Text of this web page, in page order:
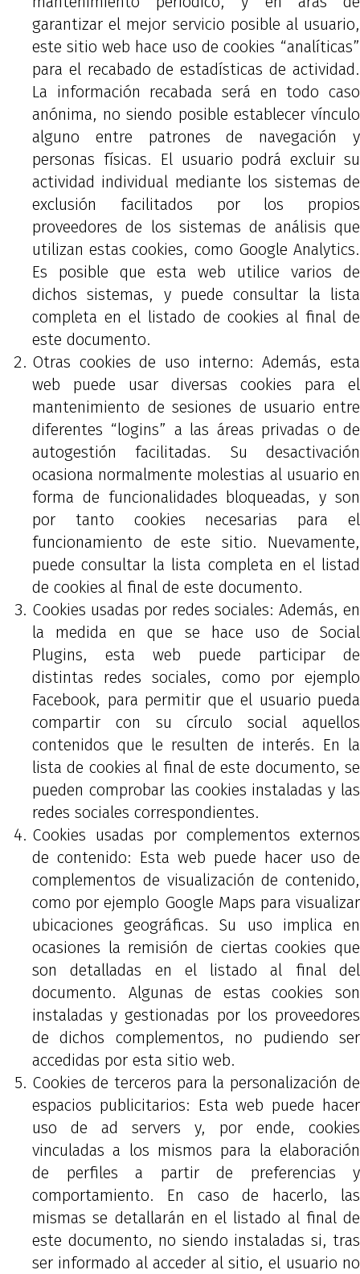
garantizar el mejor servicio posible al usuario,
este sitio web hace uso de cookies “analíticas”
para el recabado de estadísticas de actividad.
La información recabada será en todo caso
anónima, no siendo posible establecer vínculo
alguno entre patrones de navegación y
personas físicas. El usuario podrá excluir su
actividad individual mediante los sistemas de
exclusión facilitados por los propios
proveedores de los sistemas de análisis que
utilizan estas cookies, como Google Analytics.
Es posible que esta web utilice varios de
dichos sistemas, y puede consultar la lista
completa en el listado de cookies al final de
este documento.
Otras cookies de uso interno: Además, esta
web puede usar diversas cookies para el
mantenimiento de sesiones de usuario entre
diferentes “logins” a las áreas privadas o de
autogestión facilitadas. Su desactivación
ocasiona normalmente molestias al usuario en
forma de funcionalidades bloqueadas, y son
por tanto cookies necesarias para el
funcionamiento de este sitio. Nuevamente,
puede consultar la lista completa en el listad
de cookies al final de este documento.
Cookies usadas por redes sociales: Además, en
la medida en que se hace uso de Social
Plugins, esta web puede participar de
distintas redes sociales, como por ejemplo
Facebook, para permitir que el usuario pueda
compartir con su círculo social aquellos
contenidos que le resulten de interés. En la
lista de cookies al final de este documento, se
pueden comprobar las cookies instaladas y las
redes sociales correspondientes.
Cookies usadas por complementos externos
de contenido: Esta web puede hacer uso de
complementos de visualización de contenido,
como por ejemplo Google Maps para visualizar
ubicaciones geográficas. Su uso implica en
ocasiones la remisión de ciertas cookies que
son detalladas en el listado al final del
documento. Algunas de estas cookies son
instaladas y gestionadas por los proveedores
de dichos complementos, no pudiendo ser
accedidas por esta sitio web.
Cookies de terceros para la personalización de
espacios publicitarios: Esta web puede hacer
uso de ad servers y, por ende, cookies
vinculadas a los mismos para la elaboración
de perfiles a partir de preferencias y
comportamiento. En caso de hacerlo, las
mismas se detallarán en el listado al final de
este documento, no siendo instaladas si, tras
ser informado al acceder al sitio, el usuario no